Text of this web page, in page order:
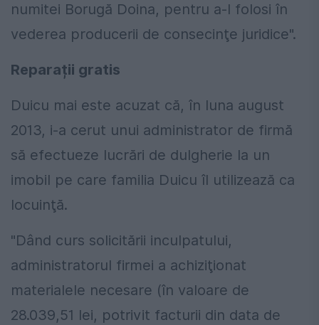
numitei Borugă Doina, pentru a-l folosi în
vederea producerii de consecinţe juridice".
Reparații gratis
Duicu mai este acuzat că, în luna august
2013, i-a cerut unui administrator de firmă
să efectueze lucrări de dulgherie la un
imobil pe care familia Duicu îl utilizează ca
locuinţă.
"Dând curs solicitării inculpatului,
administratorul firmei a achiziţionat
materialele necesare (în valoare de
28.039,51 lei, potrivit facturii din data de